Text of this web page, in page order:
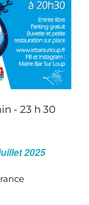
- 23 h 30
2025